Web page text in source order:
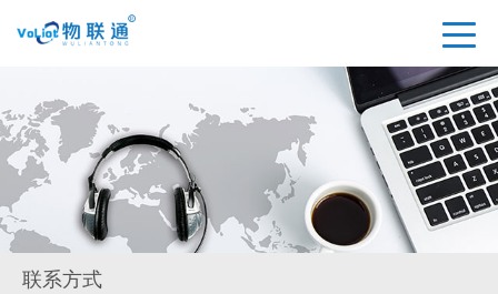
联系方式